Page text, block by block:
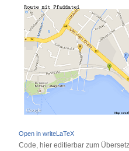
Open in writeLaTeX
Code, hier editierbar zum